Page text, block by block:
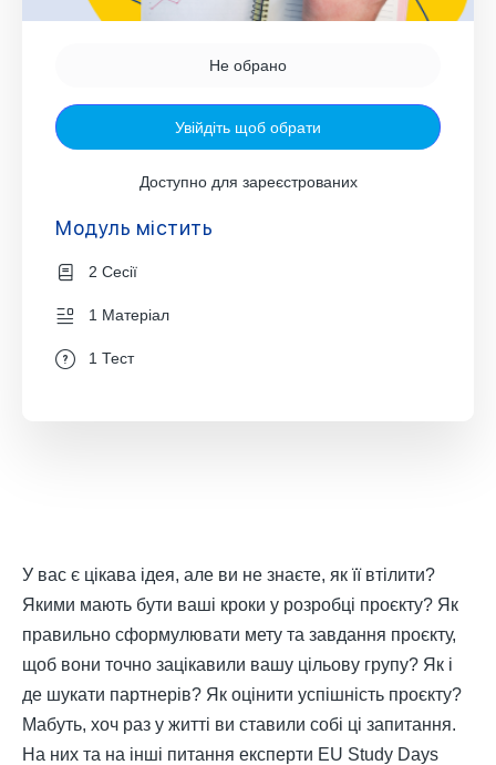
У вас є цікава ідея, але ви не знаєте, як її втілити?
Якими мають бути ваші кроки у розробці проєкту? Як
правильно сформулювати мету та завдання проєкту,
щоб вони точно зацікавили вашу цільову групу? Як і
де шукати партнерів? Як оцінити успішність проєкту?
Мабуть, хоч раз у житті ви ставили собі ці запитання.
На них та на інші питання експерти EU Study Days
Не обрано
Увійдіть щоб обрати
Доступно для зареєстрованих
Модуль містить
2 Сесії
1 Матеріал
1 Тест